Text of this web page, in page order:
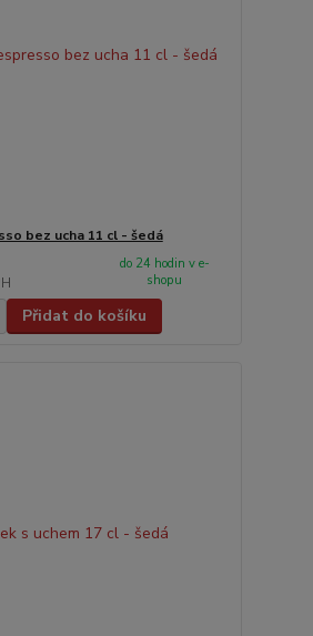
bez ucha 11 cl - šedá
do 24 hodin v e-
shopu
Přidat do košíku